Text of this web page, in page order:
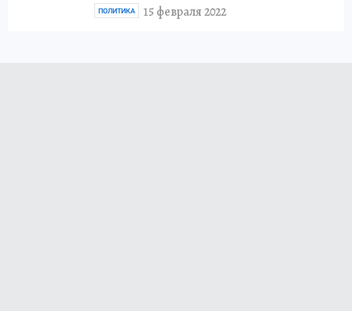
15 февраля 2022
ПОЛИТИКА